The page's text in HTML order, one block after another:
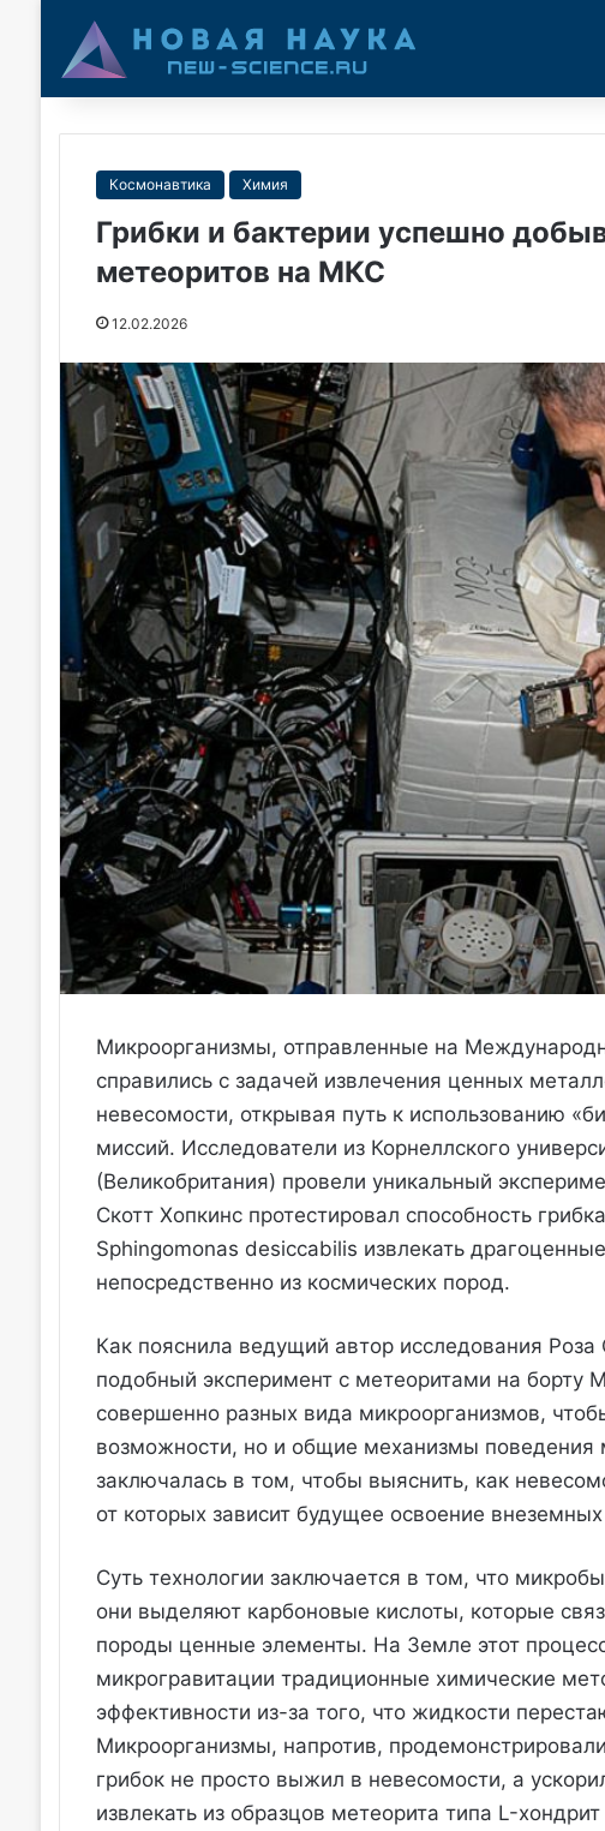
Космонавтика Химия
Грибки и бактерии успешно
метеоритов на МКС
12.02.2026
Микроорганизмы, отправленные на
справились с задачей извлечения ценных
невесомости, открывая путь к использованию
миссий. Исследователи из Корнеллского
(Великобритания) провели уникальный
Скотт Хопкинс протестировал способность
Sphingomonas desiccabilis извлекать
непосредственно из космических пород.
Как пояснила ведущий автор исследования
подобный эксперимент с метеоритами на
совершенно разных вида микроорганизмов,
возможности, но и общие механизмы поведения
заключалась в том, чтобы выяснить, как
от которых зависит будущее освоение
Суть технологии заключается в том, что
они выделяют карбоновые кислоты, которые
породы ценные элементы. На Земле этот
микрогравитации традиционные химические
эффективности из-за того, что жидкости
Микроорганизмы, напротив,
грибок не просто выжил в невесомости, а
извлекать из образцов метеорита типа L-